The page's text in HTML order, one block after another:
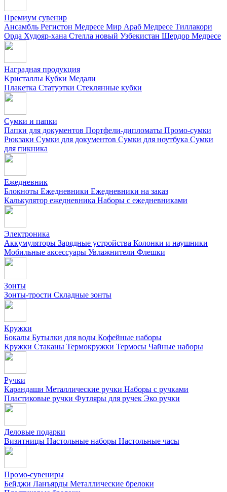
Премиум сувенир
Ансамбль Регистон Медресе Мир Араб Медресе Тиллакори
Орда Худояр-хана Стелла новый Узбекистан Шердор Медресе
Наградная продукция
Kристаллы Кубки Медали
Плакетка Статуэтки Стеклянные кубки
Сумки и папки
Папки для документов Портфели-дипломаты Промо-сумки
Рюкзаки Сумки для документов Сумки для ноутбука Сумки
для пикника
Ежедневник
Блокноты Ежедневники Ежедневники на заказ
Калькулятор ежедневника Наборы с ежедневниками
Электроника
Аккумуляторы Зарядные устройства Колонки и наушники
Мобильные аксессуары Увлажнители Флешки
Зонты
Зонты-трости Складные зонты
Кружки
Бокалы Бутылки для воды Кофейные наборы
Кружки Стаканы Термокружки Термосы Чайные наборы
Ручки
Карандаши Металлические ручки Наборы с ручками
Пластиковые ручки Футляры для ручек Эко ручки
Деловые подарки
Визитницы Настольные наборы Настольные часы
Промо-сувениры
Бейджи Ланъярды Металлические брелоки